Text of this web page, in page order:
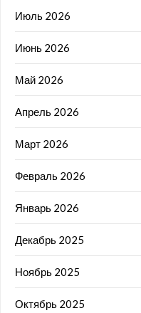
Июль 2026
Июнь 2026
Май 2026
Апрель 2026
Март 2026
Февраль 2026
Январь 2026
Декабрь 2025
Ноябрь 2025
Октябрь 2025